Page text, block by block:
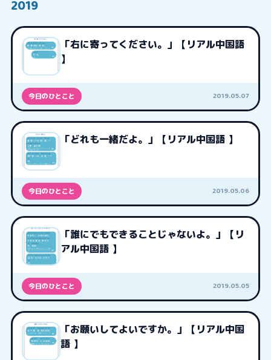
2019
「右に寄ってください。」【リアル中国語
】
今日のひとこと 2019.05.07
「どれも一緒だよ。」【リアル中国語 】
今日のひとこと 2019.05.06
「誰にでもできることじゃないよ。」【リ
アル中国語 】
今日のひとこと 2019.05.05
「お願いしてよいですか。」【リアル中国
語 】